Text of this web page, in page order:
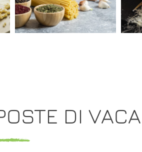
DI